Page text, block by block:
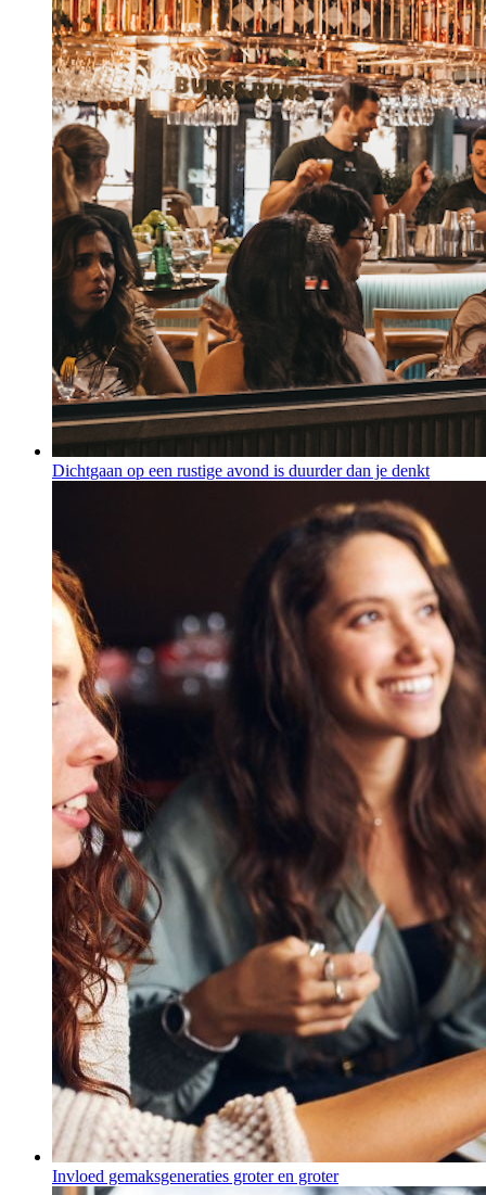
Dichtgaan op een rustige avond is duurder dan je denkt
Invloed gemaksgeneraties groter en groter